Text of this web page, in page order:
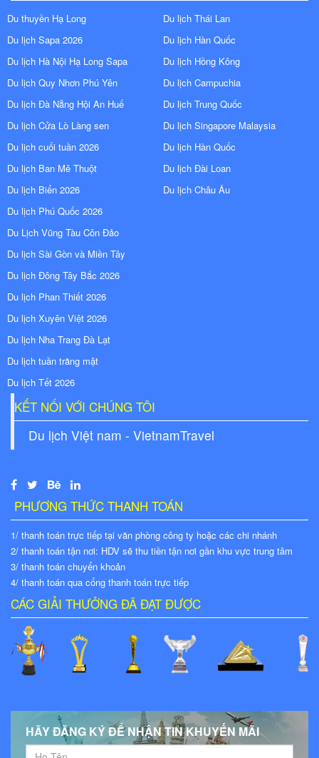
Du thuyền Hạ Long
Du lịch Sapa 2026
Du lịch Hà Nội Hạ Long Sapa
Du lịch Quy Nhơn Phú Yên
Du lịch Đà Nẵng Hội An Huế
Du lịch Cửa Lò Làng sen
Du lịch cuối tuần 2026
Du lịch Ban Mê Thuột
Du lịch Biển 2026
Du lịch Phú Quốc 2026
Du Lịch Vũng Tàu Côn Đảo
Du lịch Sài Gòn và Miền Tây
Du lịch Đông Tây Bắc 2026
Du lịch Phan Thiết 2026
Du lịch Xuyên Việt 2026
Du lịch Nha Trang Đà Lạt
Du lịch tuần trăng mật
Du lịch Tết 2026
Du lịch Thái Lan
Du lịch Hàn Quốc
Du lịch Hồng Kông
Du lịch Campuchia
Du lịch Trung Quốc
Du lịch Singapore Malaysia
Du lịch Hàn Quốc
Du lịch Đài Loan
Du lịch Châu Âu
KẾT NỐI VỚI CHÚNG TÔI
Du lịch Việt nam - VietnamTravel
PHƯƠNG THỨC THANH TOÁN
1/ thanh toán trực tiếp tại văn phòng công ty hoặc các chi nhánh
2/ thanh toán tận nơi: HDV sẽ thu tiền tận nơi gần khu vực trung tâm
3/ thanh toán chuyển khoản
4/ thanh toán qua cổng thanh toán trực tiếp
CÁC GIẢI THƯỞNG ĐÃ ĐẠT ĐƯỢC
HÃY ĐĂNG KÝ ĐỂ NHẬN TIN KHUYẾN MÃI